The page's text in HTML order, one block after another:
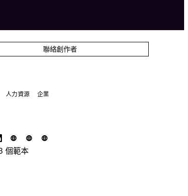
聯絡創作者
人力資源 企業
個範本